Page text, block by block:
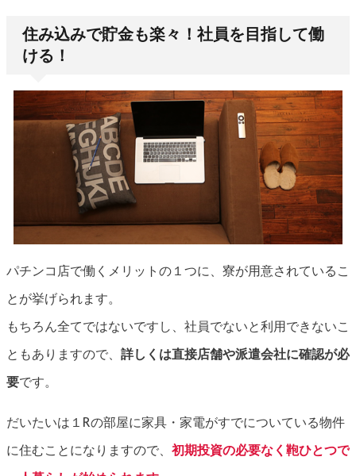
住み込みで貯金も楽々！社員を目指して働
ける！
パチンコ店で働くメリットの１つに、寮が用意されているこ
とが挙げられます。
もちろん全てではないですし、社員でないと利用できないこ
ともありますので、 詳しくは直接店舗や派遣会社に確認が必
要です。
だいたいは１Rの部屋に家具・家電がすでについている物件
に住むことになりますので、 初期投資の必要なく鞄ひとつで